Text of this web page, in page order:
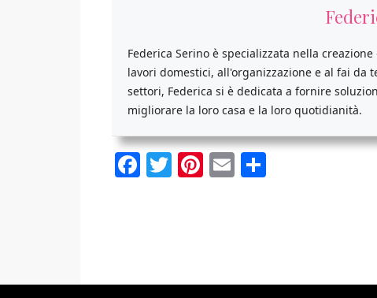
Federica Serino è specializzata nella
lavori domestici, all'organizzazione e al fai da
settori, Federica si è dedicata a fornire
migliorare la loro casa e la loro quotidianità.
Facebook
Twitter
Pinterest
Email